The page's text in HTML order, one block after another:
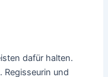
dafür halten.
Regisseurin und